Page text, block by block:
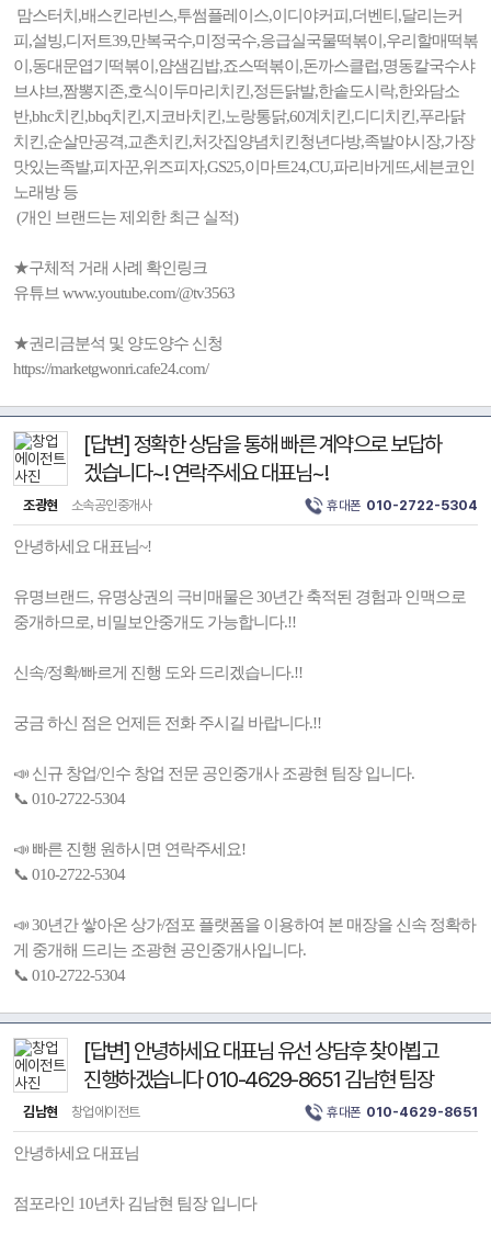
맘스터치,배스킨라빈스,투썸플레이스,이디야커피,더벤티,달리는커
피,설빙,디저트39,만복국수,미정국수,응급실국물떡볶이,우리할매떡볶
이,동대문엽기떡볶이,얌샘김밥,죠스떡볶이,돈까스클럽,명동칼국수샤
브샤브,짬뽕지존,호식이두마리치킨,정든닭발,한솥도시락,한와담소
반,bhc치킨,bbq치킨,지코바치킨,노랑통닭,60계치킨,디디치킨,푸라닭
치킨,순살만공격,교촌치킨,처갓집양념치킨청년다방,족발야시장,가장
맛있는족발,피자꾼,위즈피자,GS25,이마트24,CU,파리바게뜨,세븐코인
노래방 등
(개인 브랜드는 제외한 최근 실적)
★구체적 거래 사례 확인링크
유튜브 www.youtube.com/@tv3563
★권리금분석 및 양도양수 신청
https://marketgwonri.cafe24.com/
[답변] 정확한 상담을 통해 빠른 계약으로 보답하
겠습니다~! 연락주세요 대표님~!
조광현 소속공인중개사 휴대폰 010-2722-5304
안녕하세요 대표님~!
유명브랜드, 유명상권의 극비매물은 30년간 축적된 경험과 인맥으로
중개하므로, 비밀보안중개도 가능합니다.!!
신속/정확/빠르게 진행 도와 드리겠습니다.!!
궁금 하신 점은 언제든 전화 주시길 바랍니다.!!
📣 신규 창업/인수 창업 전문 공인중개사 조광현 팀장 입니다.
📞 010-2722-5304
📣 빠른 진행 원하시면 연락주세요!
📞 010-2722-5304
📣 30년간 쌓아온 상가/점포 플랫폼을 이용하여 본 매장을 신속 정확하
게 중개해 드리는 조광현 공인중개사입니다.
📞 010-2722-5304
[답변] 안녕하세요 대표님 유선 상담후 찾아뵙고
진행하겠습니다 010-4629-8651 김남현 팀장
김남현 창업에이전트 휴대폰 010-4629-8651
안녕하세요 대표님
점포라인 10년차 김남현 팀장 입니다